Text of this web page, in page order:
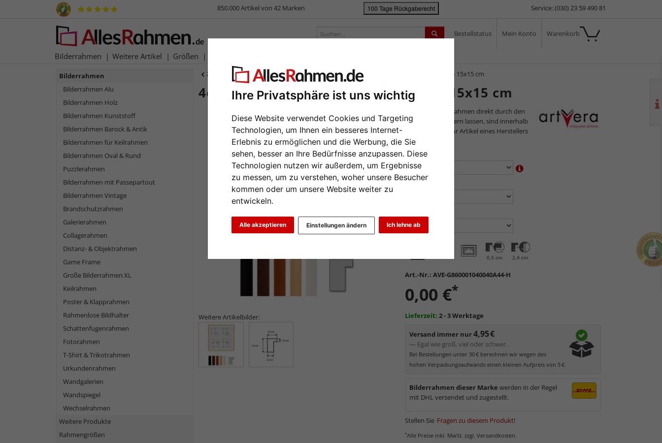
Ihre Privatsphäre ist uns wichtig
Diese Website verwendet Cookies und Targeting
Technologien, um Ihnen ein besseres Internet-
Erlebnis zu ermöglichen und die Werbung, die Sie
sehen, besser an Ihre Bedürfnisse anzupassen. Diese
Technologien nutzen wir außerdem, um Ergebnisse
zu messen, um zu verstehen, woher unsere Besucher
kommen oder um unsere Website weiter zu
entwickeln.
Alle akzeptieren Ich lehne ab
Einstellungen ändern
850.000 Artikel von 42 Marken 100 Tage Rückgaberecht Service: (030) 23 59 490 81
Bestellstatus Mein Konto Warenkorb
Bilderrahmen Weitere Artikel Größen
Zurück |Bilderrahmen-Shop Bilderrahmen 4er Galerierahmen Lund, 40x40 cm - 15x15 cm
4er Galerierahmen Lund, 40x40 cm - 15x15 cm
Weitere Artikelbilder:
Da wir die Bilderrahmen direkt durch den
Hersteller ausliefern lassen, sind innerhalb
eines Auftrags nur Artikel eines Herstellers
möglich.
Format wählen:
0,5 cm 2,4 cm
Art.-Nr.: AVE-G860001040040A44-H
0,00 €*
Lieferzeit: 2 - 3 Werktage
Versand immer nur4,95 €
— Egal wie groß, viel oder schwer.
Bei Bestellungen unter 30 € berechnen wir wegen des
hohen Verpackungsaufwands einen kleinen Aufpreis von 5 €.
Bilderrahmen dieser Marke werden in der Regel
mit DHL versendet und zugestellt.
Stellen Sie Fragen zu diesem Produkt!
*Alle Preise inkl. MwSt. zzgl. Versandkosten.
Bilderrahmen
Bilderrahmen Alu
Bilderrahmen Holz
Bilderrahmen Kunststoff
Bilderrahmen Barock & Antik
Bilderrahmen für Keilrahmen
Bilderrahmen Oval & Rund
Puzzlerahmen
Bilderrahmen mit Passepartout
Bilderrahmen Vintage
Brandschutzrahmen
Galerierahmen
Collagerahmen
Distanz- & Objektrahmen
Game Frame
Große Bilderrahmen XL
Keilrahmen
Poster & Klapprahmen
Rahmenlose Bildhalter
Schattenfugenrahmen
Fotorahmen
T-Shirt & Trikotrahmen
Urkundenrahmen
Wandgalerien
Wandspiegel
Wechselrahmen
Weitere Produkte
Rahmengrößen